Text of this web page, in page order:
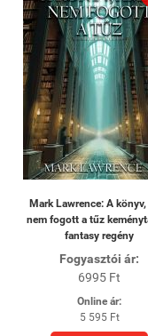
Mark Lawrence: A
nem fogott a tűz
fantasy regény
Fogyasztói ár:
6995 Ft
Online ár:
5 595 Ft